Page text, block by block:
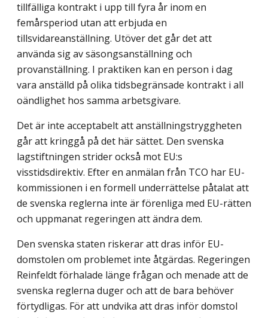
tillfälliga kontrakt i upp till fyra år inom en
femårsperiod utan att erbjuda en
tillsvidareanställning. Utöver det går det att
använda sig av säsongsanställning och
provanställning. I praktiken kan en person i dag
vara anställd på olika tidsbegränsade kontrakt i all
oändlighet hos samma arbetsgivare.
Det är inte acceptabelt att anställningstryggheten
går att kringgå på det här sättet. Den svenska
lagstiftningen strider också mot EU:s
visstidsdirektiv. Efter en anmälan från TCO har EU-
kommissionen i en formell underrättelse påtalat att
de svenska reglerna inte är förenliga med EU-rätten
och uppmanat regeringen att ändra dem.
Den svenska staten riskerar att dras inför EU-
domstolen om problemet inte åtgärdas. Regeringen
Reinfeldt förhalade länge frågan och menade att de
svenska reglerna duger och att de bara behöver
förtydligas. För att undvika att dras inför domstol